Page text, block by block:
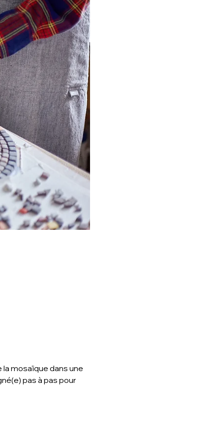
mosaïque dans une
pas à pas pour